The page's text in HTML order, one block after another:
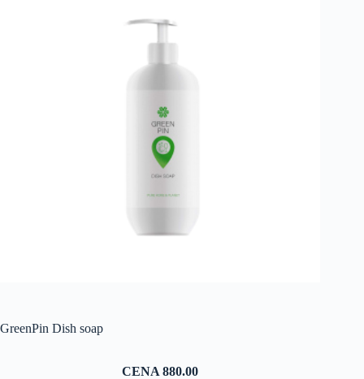
GreenPin Dish soap
CENA 880.00